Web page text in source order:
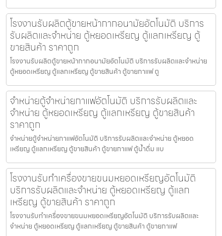
โรงงานรับผลิตตู้ขายหน้ากากอนามัย​อัตโนมัติ บริการ
รับผลิตและจำหน่าย ตู้หยอดเหรียญ ตู้แลกเหรียญ ตู้
ขายสินค้า ราคาถูก
โรงงานรับผลิตตู้ขายหน้ากากอนามัย​อัตโนมัติ บริการรับผลิตและจำหน่าย
ตู้หยอดเหรียญ ตู้แลกเหรียญ ตู้ขายสินค้า ตู้ขายกาแฟ ตู
จำหน่ายตู้จำหน่ายกาแฟ​อัตโนมัติ บริการรับผลิตและ
จำหน่าย ตู้หยอดเหรียญ ตู้แลกเหรียญ ตู้ขายสินค้า
ราคาถูก
จำหน่ายตู้จำหน่ายกาแฟ​อัตโนมัติ บริการรับผลิตและจำหน่าย ตู้หยอด
เหรียญ ตู้แลกเหรียญ ตู้ขายสินค้า ตู้ขายกาแฟ ตู้น้ำดื่ม แบ
โรงงานรับทำเครื่องขายขนมหยอดเหรียญ​​อัตโนมัติ
บริการรับผลิตและจำหน่าย ตู้หยอดเหรียญ ตู้แลก
เหรียญ ตู้ขายสินค้า ราคาถูก
โรงงานรับทำเครื่องขายขนมหยอดเหรียญ​​อัตโนมัติ บริการรับผลิตและ
จำหน่าย ตู้หยอดเหรียญ ตู้แลกเหรียญ ตู้ขายสินค้า ตู้ขายกาแฟ